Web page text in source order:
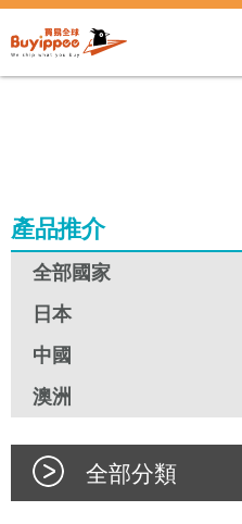
產品推介
全部國家
日本
中國
澳洲
全部分類